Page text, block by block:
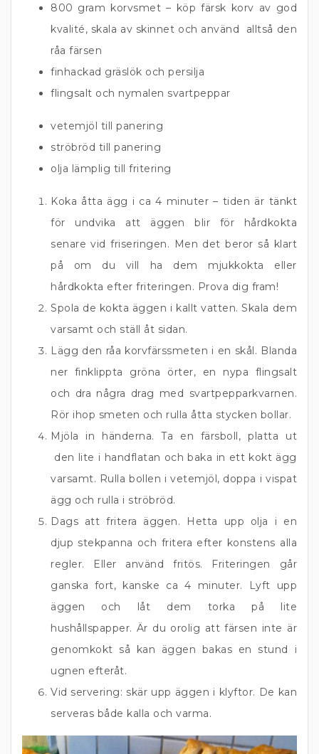
800 gram korvsmet – köp färsk korv av god
kvalité, skala av skinnet och använd alltså den
råa färsen
finhackad gräslök och persilja
flingsalt och nymalen svartpeppar
vetemjöl till panering
ströbröd till panering
olja lämplig till fritering
Koka åtta ägg i ca 4 minuter – tiden är tänkt
för undvika att äggen blir för hårdkokta
senare vid friseringen. Men det beror så klart
på om du vill ha dem mjukkokta eller
hårdkokta efter friteringen. Prova dig fram!
Spola de kokta äggen i kallt vatten. Skala dem
varsamt och ställ åt sidan.
Lägg den råa korvfärssmeten i en skål. Blanda
ner finklippta gröna örter, en nypa flingsalt
och dra några drag med svartpepparkvarnen.
Rör ihop smeten och rulla åtta stycken bollar.
Mjöla in händerna. Ta en färsboll, platta ut
den lite i handflatan och baka in ett kokt ägg
varsamt. Rulla bollen i vetemjöl, doppa i vispat
ägg och rulla i ströbröd.
Dags att fritera äggen. Hetta upp olja i en
djup stekpanna och fritera efter konstens alla
regler. Eller använd fritös. Friteringen går
ganska fort, kanske ca 4 minuter. Lyft upp
äggen och låt dem torka på lite
hushållspapper. Är du orolig att färsen inte är
genomkokt så kan äggen bakas en stund i
ugnen efteråt.
Vid servering: skär upp äggen i klyftor. De kan
serveras både kalla och varma.